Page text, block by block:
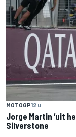
MOTOGP12 u
Jorge Martin ‘uit
Silverstone